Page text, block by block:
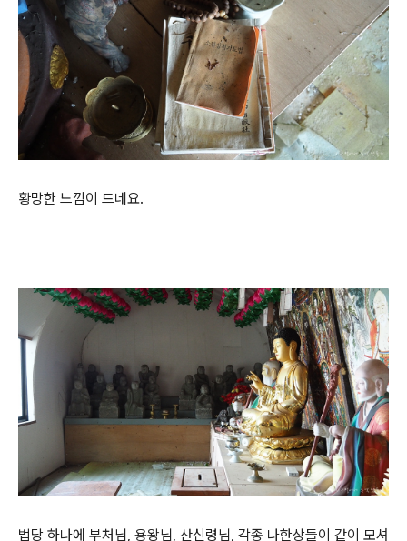
황망한 느낌이 드네요.
법당 하나에 부처님, 용왕님, 산신령님, 각종 나한상들이 같이 모셔